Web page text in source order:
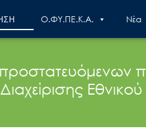
Ο.ΦΥ.ΠΕ.Κ.Α. Nέα